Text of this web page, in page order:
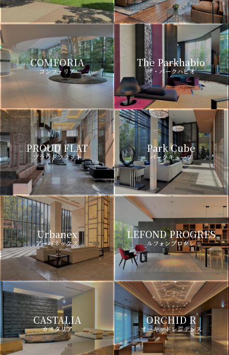
COMFORIA
コンフォリア
The Parkhabio
ザ・パークハビオ
PROUD FLAT
プラウドフラット
Park Cube
パークキューブ
Urbanex
アーバネックス
LEFOND PROGRES
ルフォンプログレ
CASTALIA
カスタリア
ORCHID R
オーキッドレジデンス